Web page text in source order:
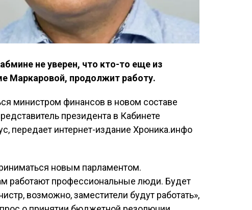
не уверен, что кто-то еще из
Маркаровой, продолжит работу.
министром финансов в новом составе
президента в Кабинете
передает интернет-издание Хроника.инфо
новым парламентом.
работают профессиональные люди. Будет
возможно, заместители будут работать»,